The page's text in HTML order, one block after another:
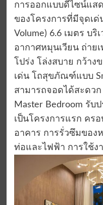
การออกแบบดีไซน์แส
ของโครงการที่มีจุดเด่
Volume) 6.6 เมตร บริ
อากาศหมุนเวียน ถ่าย
โปร่ง โล่งสบาย กว้าง
เด่น โถสุขภัณฑ์แบบ
สามารถจอดได้สะดว
Master Bedroom รับ
เป็นโครงการแรก คร
อาคาร การรั่วซึมของ
ท่อและไฟฟ้า การใช้ง